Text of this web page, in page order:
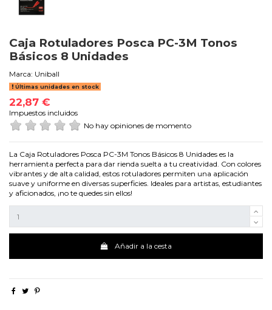
Caja Rotuladores Posca PC-3M Tonos
Básicos 8 Unidades
Marca: Uniball
Últimas unidades en stock
22,87 €
Impuestos incluidos
No hay opiniones de momento
La Caja Rotuladores Posca PC-3M Tonos Básicos 8 Unidades es la
herramienta perfecta para dar rienda suelta a tu creatividad. Con colores
vibrantes y de alta calidad, estos rotuladores permiten una aplicación
suave y uniforme en diversas superficies. Ideales para artistas, estudiantes
y aficionados, ¡no te quedes sin ellos!
Añadir a la cesta